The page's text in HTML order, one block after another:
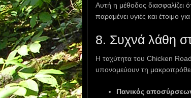
Αυτή η μέθοδος διασφαλίζει
παραμένει υγιές και έτοιμο
8. Συχνά λάθη
Η ταχύτητα του Chicken
υπονομεύουν τη
Πανικός